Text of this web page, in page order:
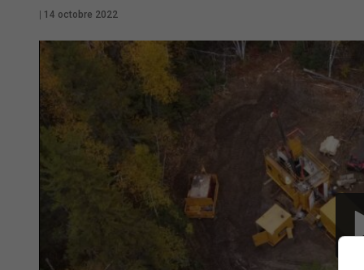
14 octobre 2022